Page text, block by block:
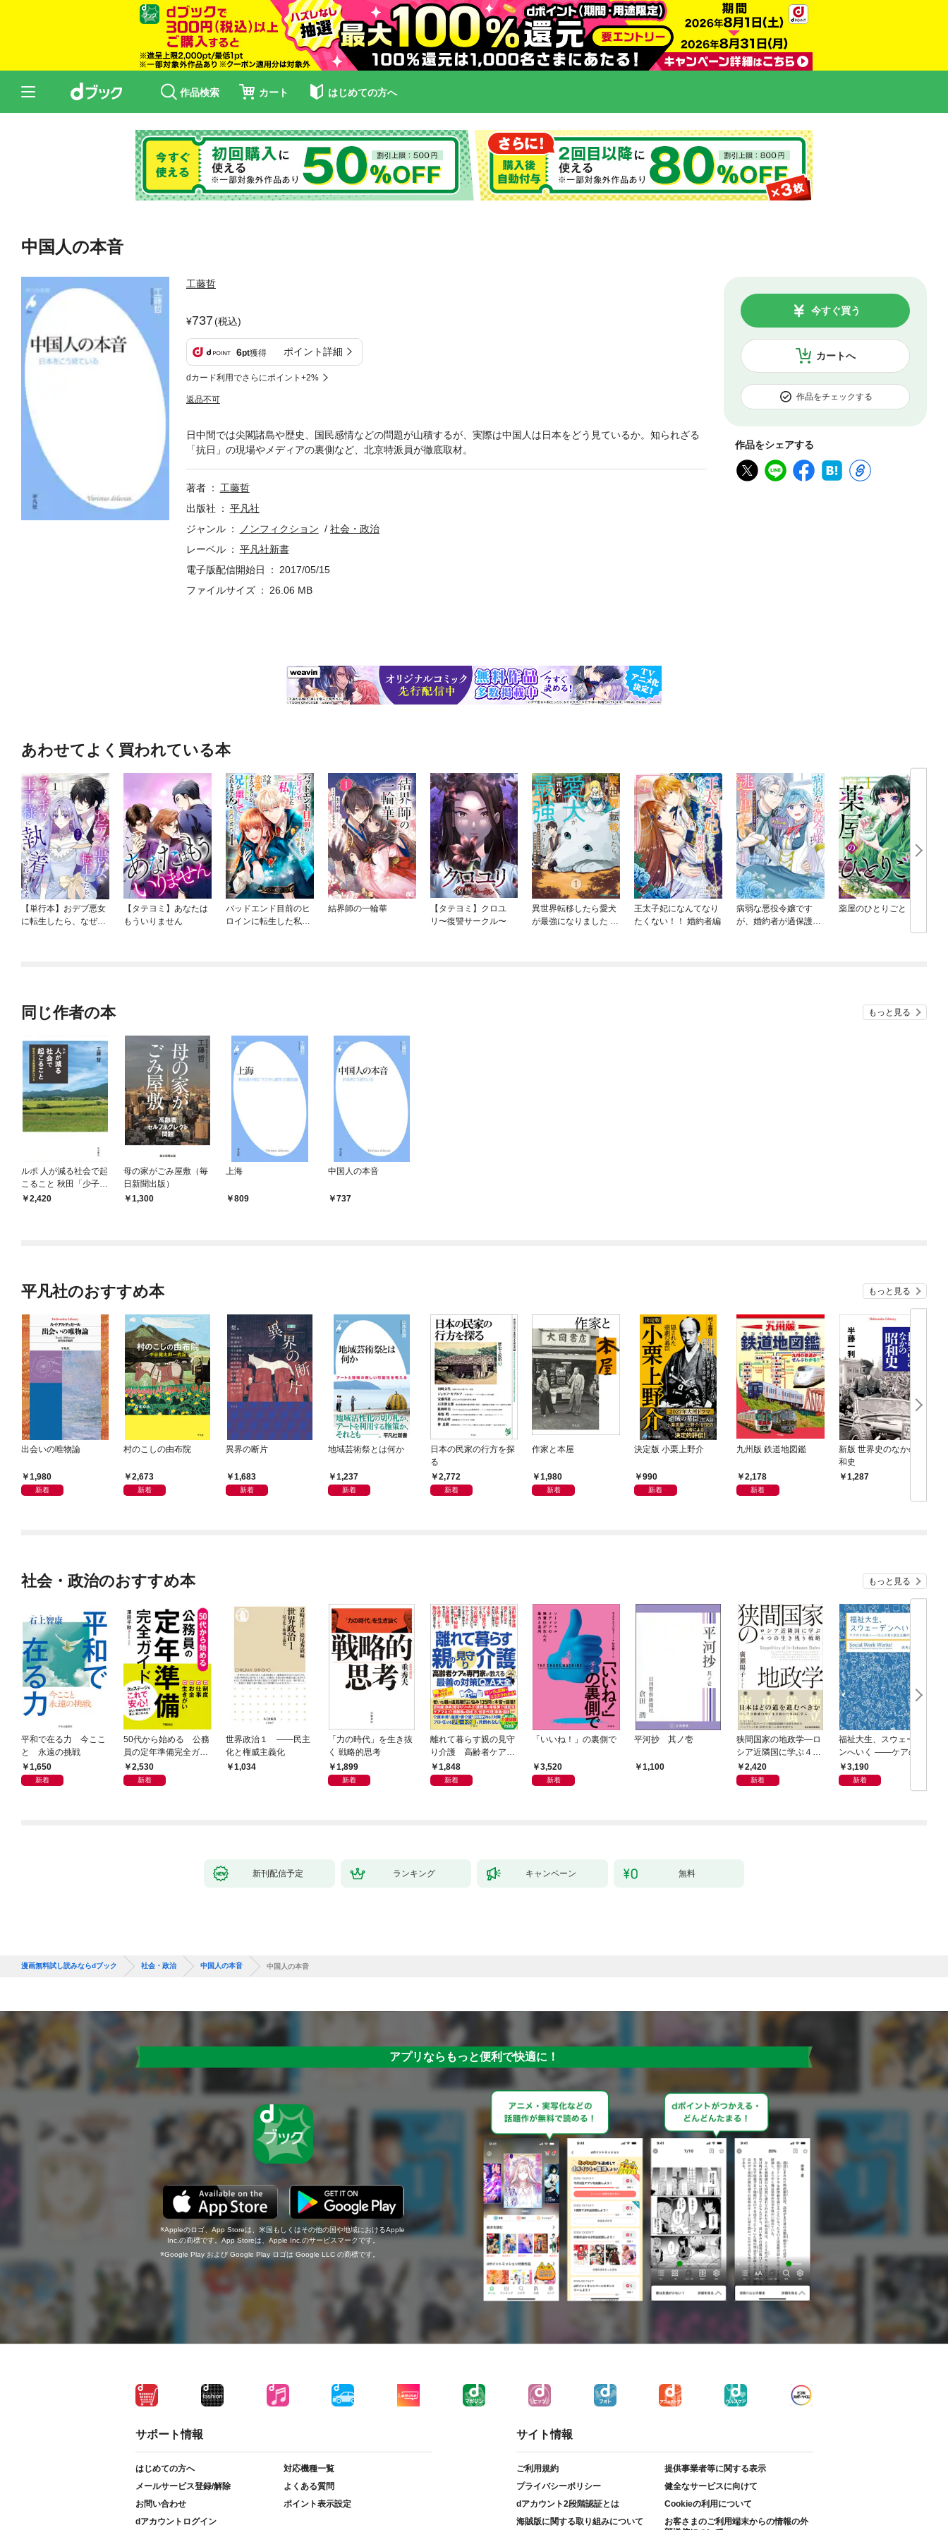
作品検索 カート はじめての方へ
中国人の本音
工藤哲
737(税込)
6pt獲得 ポイント詳細
dカード利用でさらにポイント+2%
返品不可
カートへ
今すぐ買う
作品をチェックする
作品をシェアする
日中間では尖閣諸島や歴史、国民感情などの問題が山積するが、実際は中国人は日本をどう見ているか。知られざる
「抗日」の現場やメディアの裏側など、北京特派員が徹底取材。
著者
工藤哲
出版社
平凡社
ジャンル
ノンフィクション
社会・政治
レーベル
平凡社新書
電子版配信開始日
2017/05/15
ファイルサイズ
26.06 MB
あわせてよく買われている本
【単行本】おデブ悪女
に転生したら、なぜか
【タテヨミ】あなたは
もういりません
バッドエンド目前のヒ
ロインに転生した私、
結界師の一輪華
【タテヨミ】クロユ
リ〜復讐サークル〜
異世界転移したら愛犬
が最強になりました ～
王太子妃になんてなり
たくない！！ 婚約者編
病弱な悪役令嬢です
が、婚約者が過保護す
薬屋のひとりごと
同じ作者の本 もっと見る
ルポ 人が減る社会で起
こること 秋田「少子高
齢課題県」はいま
2,420
母の家がごみ屋敷（毎
日新聞出版）
1,300
上海
809
中国人の本音
737
平凡社のおすすめ本 もっと見る
出会いの唯物論
1,980
新着
村のこしの由布院
2,673
新着
異界の断片
1,683
新着
地域芸術祭とは何か
1,237
新着
日本の民家の行方を探
る
2,772
新着
作家と本屋
1,980
新着
決定版 小栗上野介
990
新着
九州版 鉄道地図鑑
2,178
新着
新版 世界史のなかの昭
和史
1,287
社会・政治のおすすめ本 もっと見る
平和で在る力 今ここ
と 永遠の挑戦
1,650
新着
50代から始める 公務
員の定年準備完全ガイ
ド2,530
新着
世界政治１ ――民主
化と権威主義化
1,034
「力の時代」を生き抜
く 戦略的思考
1,899
新着
離れて暮らす親の見守
り介護 高齢者ケアの
専門家が教える最善の
対策Q＆A大全
1,848
新着
「いいね！」の裏側で
3,520
新着
平河抄 其ノ壱
1,100
狭間国家の地政学―ロ
シア近隣国に学ぶ４つ
の生き残り戦略
2,420
新着
福祉大生、スウェーデ
ンへいく ――ケアのそ
の先へ――15人が見た
民主主義の景色――
3,190
新着
新刊配信予定 ランキング キャンペーン 無料
漫画無料試し読みならdブック 社会・政治 中国人の本音 中国人の本音
アプリならもっと便利で快適に！
Appleのロゴ、App Storeは、米国もしくはその他の国や地域におけるApple
Inc.の商標です。App Storeは、Apple Inc.のサービスマークです。
Google Play および Google Play ロゴは Google LLC の商標です。
サポート情報
はじめての方へ
対応機種一覧
メールサービス登録/解除
よくある質問
お問い合わせ
ポイント表示設定
dアカウントログイン
サイト情報
ご利用規約
提供事業者等に関する表示
プライバシーポリシー
健全なサービスに向けて
dアカウント2段階認証とは
Cookieの利用について
海賊版に関する取り組みについて
お客さまのご利用端末からの情報の外